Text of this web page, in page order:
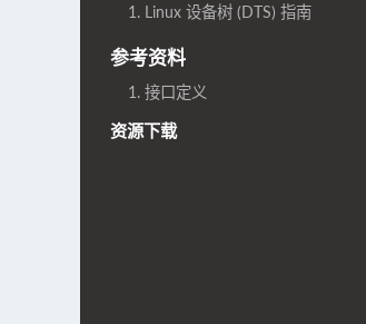
1. Linux 设备树 (DTS) 指南
参考资料
1. 接口定义
资源下载